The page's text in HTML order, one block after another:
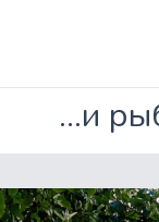
...и